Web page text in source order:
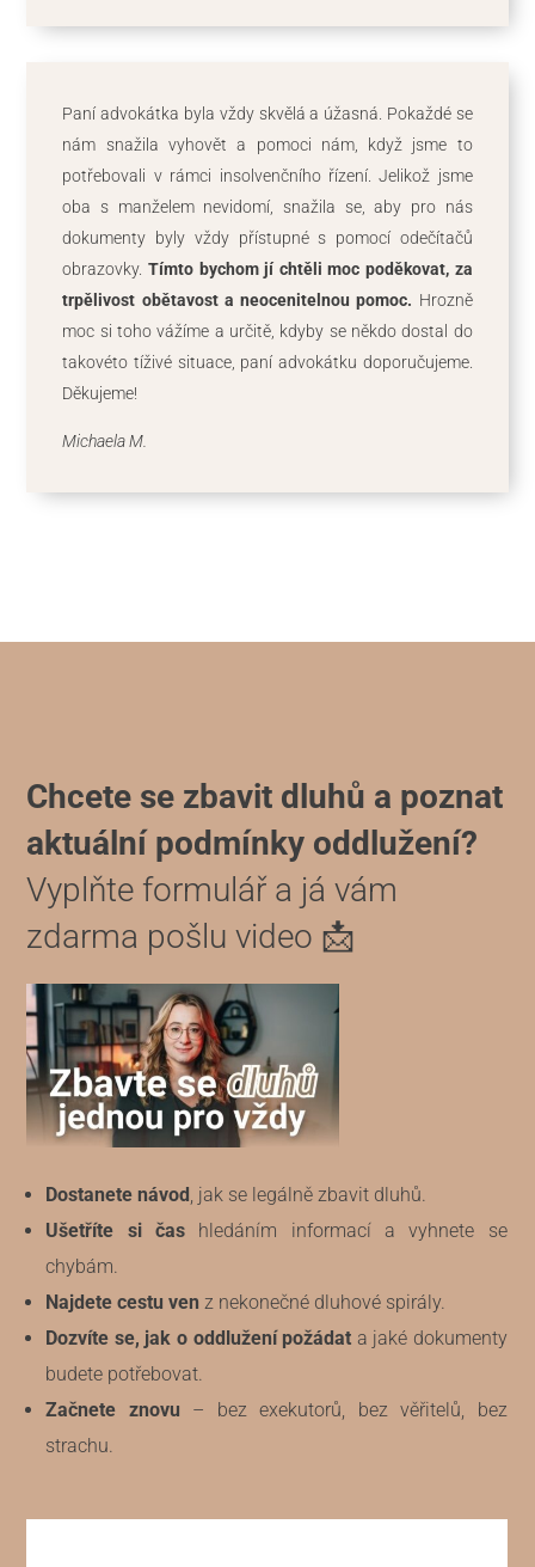
Paní advokátka byla vždy skvělá a úžasná. Pokaždé se
nám snažila vyhovět a pomoci nám, když jsme to
potřebovali v rámci insolvenčního řízení. Jelikož jsme
oba s manželem nevidomí, snažila se, aby pro nás
dokumenty byly vždy přístupné s pomocí odečítačů
obrazovky.Tímto bychom jí chtěli moc poděkovat, za
trpělivost obětavost a neocenitelnou pomoc. Hrozně
moc si toho vážíme a určitě, kdyby se někdo dostal do
takovéto tíživé situace, paní advokátku doporučujeme.
Děkujeme!
Michaela M.
Chcete se zbavit dluhů a poznat
aktuální podmínky oddlužení?
Vyplňte formulář a já vám
zdarma pošlu video 📩
Dostanete návod , jak se legálně zbavit dluhů.
Ušetříte si čas hledáním informací a vyhnete se
chybám.
Najdete cestu ven z nekonečné dluhové spirály.
Dozvíte se, jak o oddlužení požádat a jaké dokumenty
budete potřebovat.
Začnete znovu – bez exekutorů, bez věřitelů, bez
strachu.